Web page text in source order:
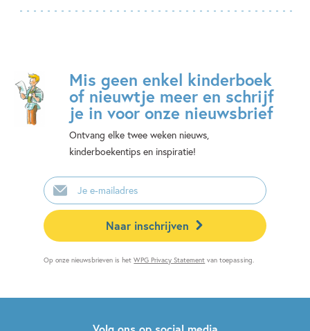
Mis geen enkel kinderboek
of nieuwtje meer en schrijf
je in voor onze nieuwsbrief
Ontvang elke twee weken nieuws,
kinderboekentips en inspiratie!
E-
mailadres
Naar inschrijven
Op onze nieuwsbrieven is hetWPG Privacy Statement van toepassing.